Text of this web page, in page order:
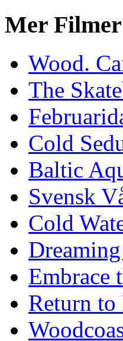
Mer Filmer
Wood.
The
Cold
Baltic
Svensk
Cold
Embrace
Return to